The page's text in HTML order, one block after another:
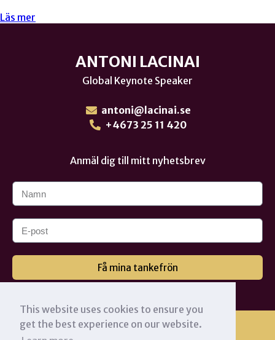
This website uses cookies to ensure you
get the best experience on our website.
Läs mer
ANTONI LACINAI
Global Keynote Speaker
antoni@lacinai.se
+4673 25 11 420
Anmäl dig till mitt nyhetsbrev
Få mina tankefrön